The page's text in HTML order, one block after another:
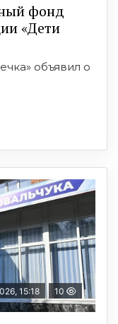
фонд
«Дети
объявил о
15:18 10